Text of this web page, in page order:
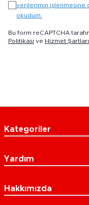
verilerimin işlenmesine
okudum.
Bu form reCAPTCHA
Politikası ve Hizmet Şartları
Kategoriler
Yardım
Hakkımızda